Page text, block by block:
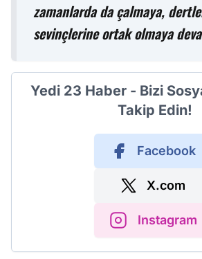
zamanlarda da çalmaya,
sevinçlerine ortak olmaya
Yedi 23 Haber - Bizi
Takip Edin!
Facebook
X.com
Instagram